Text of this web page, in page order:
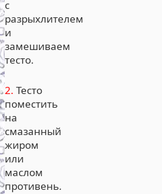
с
разрыхлителем
и
замешиваем
тесто.
2. Тесто
поместить
на
смазанный
жиром
или
маслом
противень.